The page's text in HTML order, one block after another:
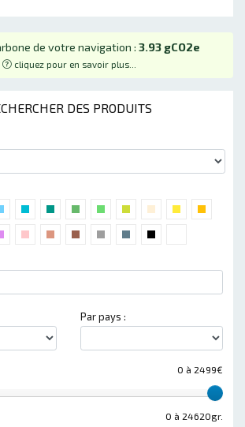
de votre navigation : 3.93 gCO2e
cliquez pour en savoir plus...
DES PRODUITS
Par pays :
0 à 2499€
0 à 24620gr.